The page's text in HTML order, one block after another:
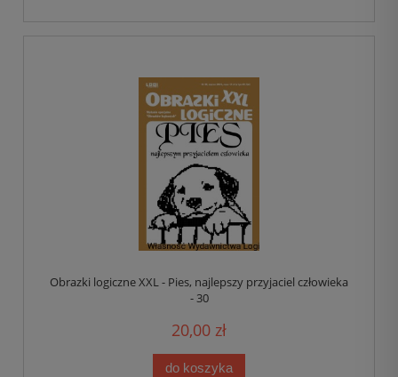
Obrazki logiczne XXL - Pies, najlepszy przyjaciel człowieka
- 30
20,00 zł
do koszyka